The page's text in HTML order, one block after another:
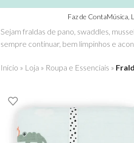
Faz de ContaMúsica,
Sejam fraldas de pano, swaddles,
sempre continuar, bem limpinhos e
Início » Loja » Roupa e Essenciais »